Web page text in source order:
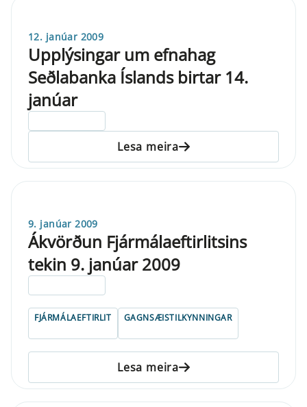
12. janúar 2009
Upplýsingar um efnahag
Seðlabanka Íslands birtar 14.
janúar
Lesa meira
9. janúar 2009
Ákvörðun Fjármálaeftirlitsins
tekin 9. janúar 2009
FJÁRMÁLAEFTIRLIT GAGNSÆISTILKYNNINGAR
Lesa meira